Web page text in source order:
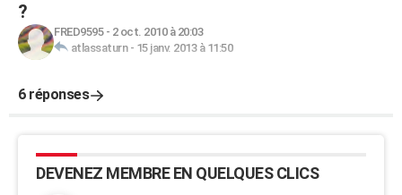
?
FRED9595- 2 oct. 2010 à 20:03
atlassaturn- 15 janv. 2013 à 11:50
6 réponses
DEVENEZ MEMBRE EN QUELQUES CLICS